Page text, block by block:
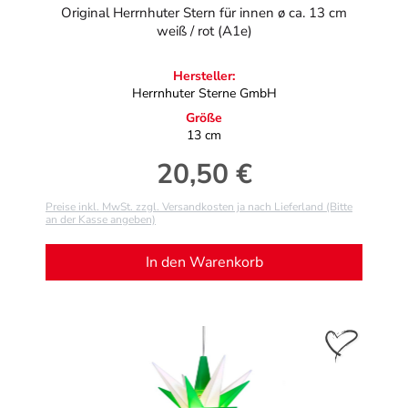
Original Herrnhuter Stern für innen ø ca. 13 cm
weiß / rot (A1e)
Hersteller:
Herrnhuter Sterne GmbH
Größe
13 cm
Regulärer Preis:
20,50 €
Preise inkl. MwSt. zzgl. Versandkosten ja nach Lieferland (Bitte
an der Kasse angeben)
In den Warenkorb